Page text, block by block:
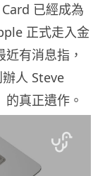
已經成為
正式走入金
有消息指，
人 Steve
真正遺作。